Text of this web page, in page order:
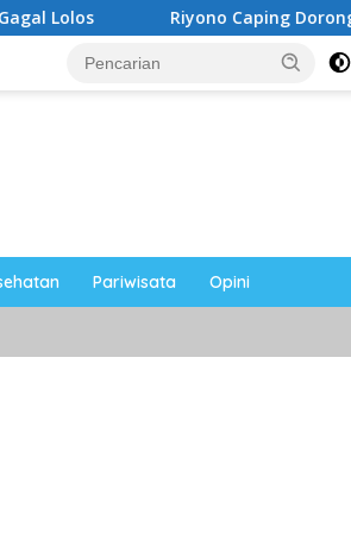
Riyono Caping Dorong Ibu-Ibu
Pariwisata Opini